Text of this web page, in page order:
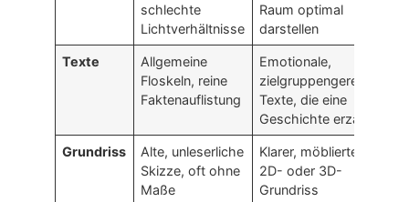
schlechte
Lichtverhältnisse
Raum optimal
darstellen
Texte
Allgemeine
Floskeln, reine
Faktenauflistung
Emotionale,
zielgruppengerechte
Texte, die eine
Geschichte erzählen
Grundriss
Alte, unleserliche
Skizze, oft ohne
Maße
Klarer, möblierter
2D- oder 3D-
Grundriss